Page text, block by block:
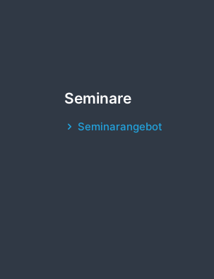
Seminare
Seminarangebot